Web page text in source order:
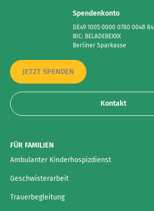
Spendenkonto
DE49 1005 0000 0780 0048 84
BIC: BELADEBEXXX
Berliner Sparkasse
JETZT SPENDEN
Kontakt
FÜR FAMILIEN
Ambulanter Kinderhospizdienst
Geschwisterarbeit
Trauerbegleitung